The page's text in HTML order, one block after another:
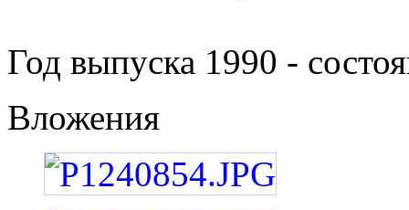
Год выпуска 1990 -
Вложения